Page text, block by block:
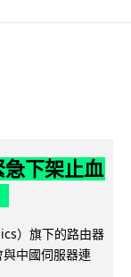
下架止血
）旗下的路由器
中國伺服器連